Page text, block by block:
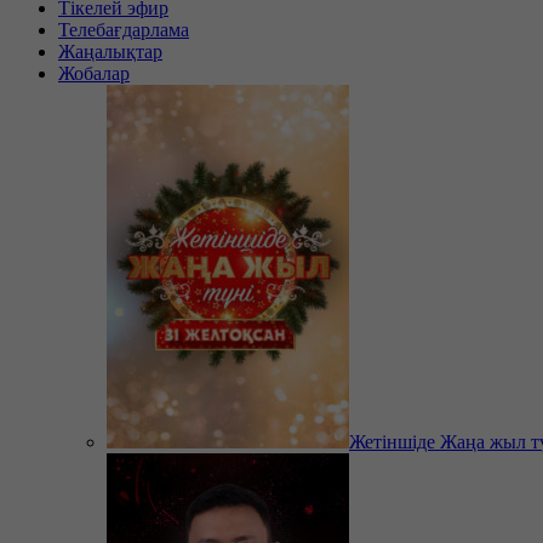
Тікелей эфир
Телебағдарлама
Жаңалықтар
Жобалар
Жетіншіде Жаңа жыл